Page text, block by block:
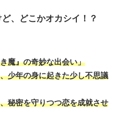
、どこかオカシイ！？
魔』の奇妙な出会い」
少年の身に起きた少し不思議
秘密を守りつつ恋を成就させ